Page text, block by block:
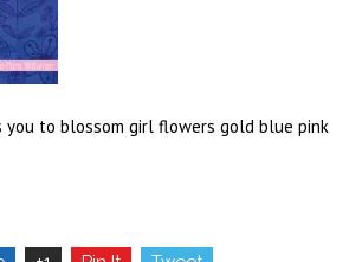
to blossom girl flowers gold blue pink